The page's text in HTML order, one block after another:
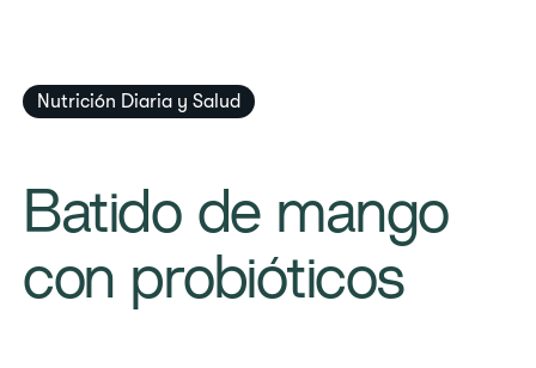
Nutrición Diaria y Salud
Batido de mango
con probióticos